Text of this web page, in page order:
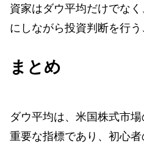
資家はダウ平均だけでな
にしながら投資判断を行う
まとめ
ダウ平均は、米国株式市
重要な指標であり、初心